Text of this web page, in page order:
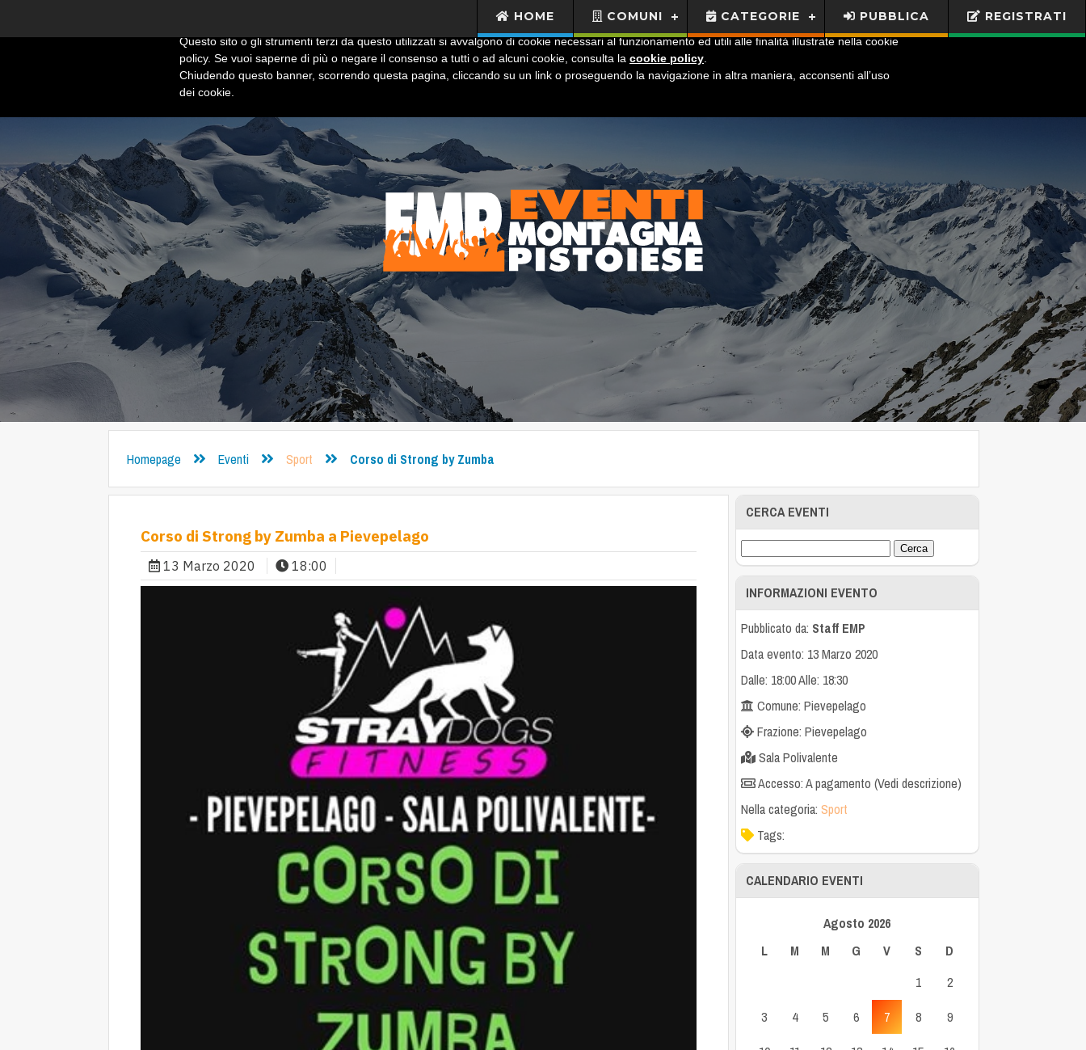
HOME COMUNI CATEGORIE PUBBLICA REGISTRATI
Homepage Eventi Sport Corso di Strong by Zumba
Corso di Strong by Zumba a Pievepelago
13 Marzo 2020 18:00
CERCA EVENTI
INFORMAZIONI EVENTO
Pubblicato da: Staff EMP
Data evento: 13 Marzo 2020
Dalle: 18:00 Alle: 18:30
Comune: Pievepelago
Frazione: Pievepelago
Sala Polivalente
Accesso: A pagamento (Vedi descrizione)
Nella categoria:Sport
Tags:
CALENDARIO EVENTI
Agosto 2026
L
M M G V S D
1
2
3
4 5 6 7 8
9
x
Questo sito o gli strumenti terzi da questo utilizzati si avvalgono di cookie necessari al funzionamento ed utili alle finalità illustrate nella cookie
policy. Se vuoi saperne di più o negare il consenso a tutti o ad alcuni cookie, consulta la cookie policy
Chiudendo questo banner, scorrendo questa pagina, cliccando su un link o proseguendo la navigazione in altra maniera, acconsenti all’uso
dei cookie.